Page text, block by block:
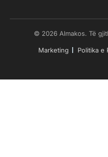
© 2026 Almakos. Të
Marketing Politika e